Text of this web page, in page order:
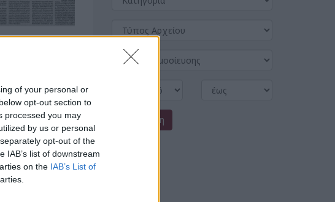
of your personal or
opt-out section to
processed you may
by us or personal
opt-out of the
IAB’s list of downstream
on the IAB’s List of
Αναζήτηση